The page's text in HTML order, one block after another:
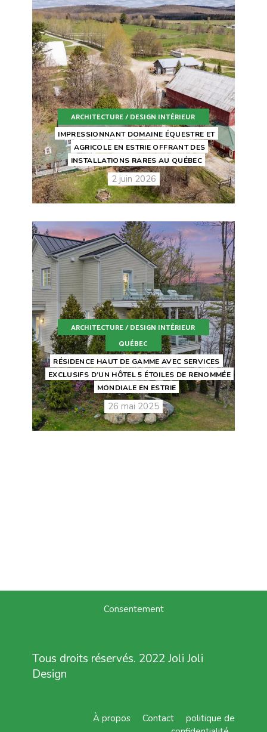
ARCHITECTURE / DESIGN INTÉRIEUR
IMPRESSIONNANT DOMAINE ÉQUESTRE ET
AGRICOLE EN ESTRIE OFFRANT DES
INSTALLATIONS RARES AU QUÉBEC
2 juin 2026
ARCHITECTURE / DESIGN INTÉRIEUR
QUÉBEC
RÉSIDENCE HAUT DE GAMME AVEC SERVICES
EXCLUSIFS D’UN HÔTEL 5 ÉTOILES DE RENOMMÉE
MONDIALE EN ESTRIE
26 mai 2025
Consentement
Tous droits réservés. 2022 Joli Joli
Design
À propos Contact
politique de